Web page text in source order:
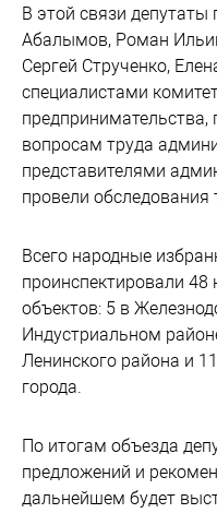
В этой связи
Абалымов, Роман
Сергей Струченко,
специалистами
предпринимательства,
вопросам труда
представителями
провели обследования
Всего народные
проинспектировали
объектов: 5 в
Индустриальном
Ленинского района и
города.
По итогам объезда
предложений и
дальнейшем будет